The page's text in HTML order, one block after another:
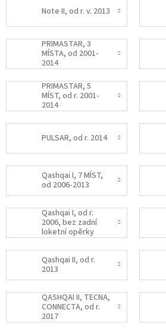
Note II, od r. v. 2013
PRIMASTAR, 3
MÍSTA, od 2001-
2014
PRIMASTAR, 5
MÍST, od r. 2001-
2014
PULSAR, od r. 2014
Qashqai I, 7 MÍST,
od 2006-2013
Qashqai I, od r.
2006, bez zadní
loketní opěrky
Qashqai II, od r.
2013
QASHQAI II, TECNA,
CONNECTA, od r.
2017